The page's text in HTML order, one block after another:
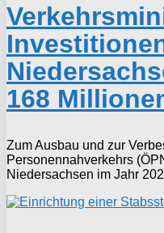
168
Zum Ausbau und zur
Personennahverkehrs
Niedersachsen im Jahr